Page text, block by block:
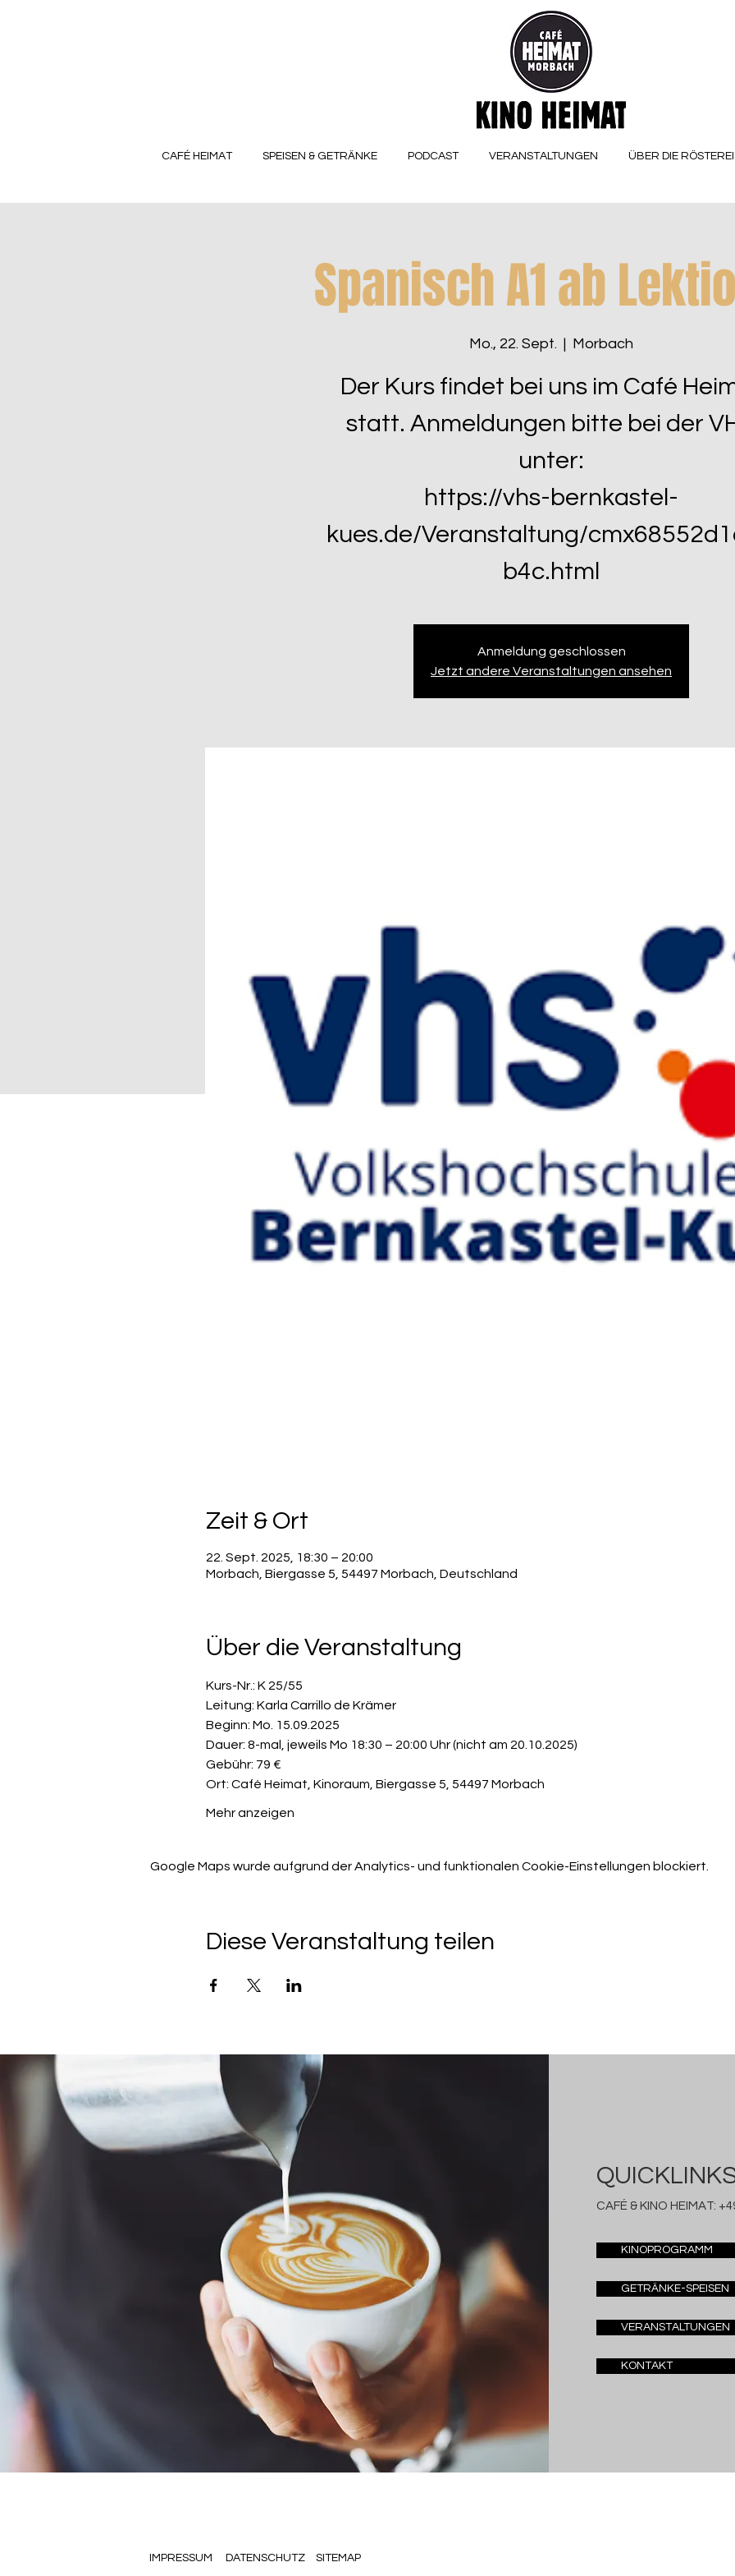
CAFÉ HEIMAT SPEISEN & GETRÄNKE PODCAST VERANSTALTUNGEN ÜBER DIE RÖSTEREI
Spanisch A1 ab
Mo., 22. Sept.
  |
Morbach
Der Kurs findet bei uns im Café
statt. Anmeldungen bitte bei der
unter:
https://vhs-bernkastel-
kues.de/Veranstaltung/
b4c.html
Anmeldung geschlossen
Jetzt andere Veranstaltungen ansehen
Zeit & Ort
22. Sept. 2025, 18:30 – 20:00
Morbach, Biergasse 5, 54497 Morbach, Deutschland
Über die Veranstaltung
Kurs-Nr.: K 25/55
Leitung: Karla Carrillo de Krämer
Beginn: Mo. 15.09.2025
Dauer: 8-mal, jeweils Mo 18:30 – 20:00 Uhr (nicht am 20.10.2025)
Gebühr: 79 €
Ort: Café Heimat, Kinoraum, Biergasse 5, 54497 Morbach
Mehr anzeigen
Google Maps wurde aufgrund der Analytics- und funktionalen Cookie-Einstellungen blockiert.
Diese Veranstaltung teilen
CAFÉ & KINO HEIMAT:
KINOPROGRAMM
GETRÄNKE-SPEISEN
VERANSTALTUNGEN
KONTAKT
IMPRESSUM DATENSCHUTZ SITEMAP